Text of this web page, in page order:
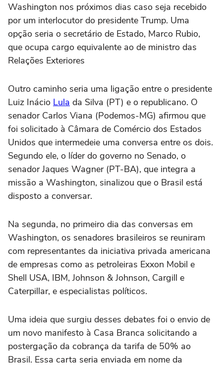
Washington nos próximos dias caso seja recebido
por um interlocutor do presidente Trump. Uma
opção seria o secretário de Estado, Marco Rubio,
que ocupa cargo equivalente ao de ministro das
Relações Exteriores
Outro caminho seria uma ligação entre o presidente
Luiz Inácio Lula da Silva (PT) e o republicano. O
senador Carlos Viana (Podemos-MG) afirmou que
foi solicitado à Câmara de Comércio dos Estados
Unidos que intermedeie uma conversa entre os dois.
Segundo ele, o líder do governo no Senado, o
senador Jaques Wagner (PT-BA), que integra a
missão a Washington, sinalizou que o Brasil está
disposto a conversar.
Na segunda, no primeiro dia das conversas em
Washington, os senadores brasileiros se reuniram
com representantes da iniciativa privada americana
de empresas como as petroleiras Exxon Mobil e
Shell USA, IBM, Johnson & Johnson, Cargill e
Caterpillar, e especialistas políticos.
Uma ideia que surgiu desses debates foi o envio de
um novo manifesto à Casa Branca solicitando a
postergação da cobrança da tarifa de 50% ao
Brasil. Essa carta seria enviada em nome da